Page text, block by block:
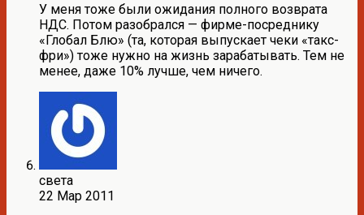
У меня тоже были ожидания полного возврата
НДС. Потом разобрался — фирме-посреднику
«Глобал Блю» (та, которая выпускает чеки «такс-
фри») тоже нужно на жизнь зарабатывать. Тем не
менее, даже 10% лучше, чем ничего.
света
22 Мар 2011